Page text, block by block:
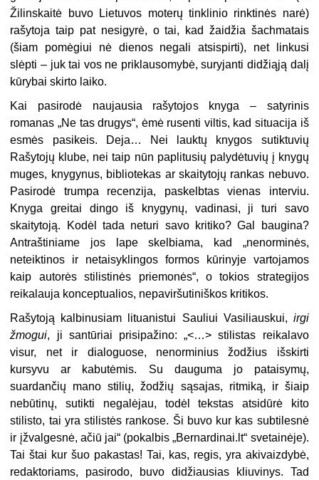
Žilinskaitė buvo Lietuvos moterų tinklinio rinktinės narė)
rašytoja taip pat nesigyrė, o tai, kad žaidžia šachmatais
(šiam pomėgiui nė dienos negali atsispirti), net linkusi
slėpti – juk tai vos ne priklausomybė, suryjanti didžiąją dalį
kūrybai skirto laiko.
Kai pasirodė naujausia rašytojos knyga – satyrinis
romanas „Ne tas drugys“, ėmė rusenti viltis, kad situacija iš
esmės pasikeis. Deja… Nei lauktų knygos sutiktuvių
Rašytojų klube, nei taip nūn paplitusių palydėtuvių į knygų
muges, knygynus, bibliotekas ar skaitytojų rankas nebuvo.
Pasirodė trumpa recenzija, paskelbtas vienas interviu.
Knyga greitai dingo iš knygynų, vadinasi, ji turi savo
skaitytoją. Kodėl tada neturi savo kritiko? Gal baugina?
Antraštiniame jos lape skelbiama, kad „nenorminės,
neteiktinos ir netaisyklingos formos kūrinyje vartojamos
kaip autorės stilistinės priemonės“, o tokios strategijos
reikalauja konceptualios, nepaviršutiniškos kritikos.
Rašytoją kalbinusiam lituanistui Sauliui Vasiliauskui, irgi
žmogui, ji santūriai prisipažino: „<…> stilistas reikalavo
visur, net ir dialoguose, nenorminius žodžius išskirti
kursyvu ar kabutėmis. Su dauguma jo pataisymų,
suardančių mano stilių, žodžių sąsajas, ritmiką, ir šiaip
nebūtinų, sutikti negalėjau, todėl tekstas atsidūrė kito
stilisto, tai yra stilistės rankose. Ši buvo kur kas subtilesnė
ir įžvalgesnė, ačiū jai“ (pokalbis „Bernardinai.lt“ svetainėje).
Tai štai kur šuo pakastas! Tai, kas, regis, yra akivaizdybė,
redaktoriams, pasirodo, buvo didžiausias kliuvinys. Tad